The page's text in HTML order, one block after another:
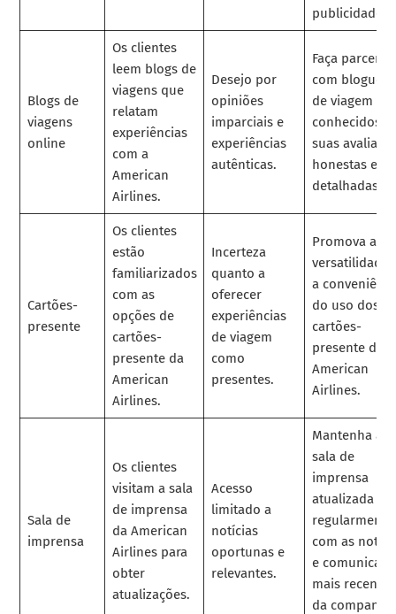
publicidade.
Blogs de
viagens
online
Os clientes
leem blogs de
viagens que
relatam
experiências
com a
American
Airlines.
Desejo por
opiniões
imparciais e
experiências
autênticas.
Faça parceria
com
de viagem
conhecidos
suas
honestas e
detalhadas.
Cartões-
presente
Os clientes
estão
familiarizados
com as
opções de
cartões-
presente da
American
Airlines.
Incerteza
quanto a
oferecer
experiências
de viagem
como
presentes.
Promova a
versatilidade
a
do uso dos
cartões-
presente da
American
Airlines.
Sala de
imprensa
Os clientes
visitam a sala
de imprensa
da American
Airlines para
obter
atualizações.
Acesso
limitado a
notícias
oportunas e
relevantes.
Mantenha a
sala de
imprensa
atualizada
regularmente
com as
e
mais recentes
da